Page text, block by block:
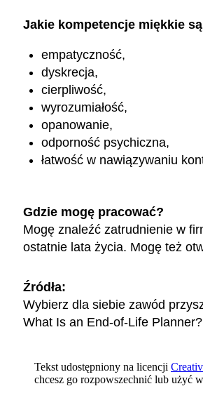
Jakie kompetencje miękkie
empatyczność,
dyskrecja,
cierpliwość,
wyrozumiałość,
opanowanie,
odporność psychiczna,
łatwość w nawiązywaniu
Gdzie mogę pracować?
Mogę znaleźć zatrudnienie w
ostatnie lata życia. Mogę też
Źródła:
Wybierz dla siebie zawód
What Is an End-of-Life
Tekst udostępniony na licencji
chcesz go rozpowszechnić lub użyć